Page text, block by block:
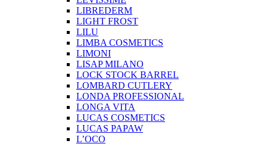
LIBREDERM
LIGHT FROST
LILU
LIMBA COSMETICS
LIMONI
LISAP MILANO
LOCK STOCK BARREL
LOMBARD CUTLERY
LONDA PROFESSIONAL
LONGA VITA
LUCAS COSMETICS
LUCAS PAPAW
L’OCO